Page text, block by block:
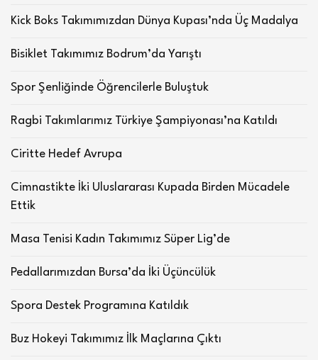
Kick Boks Takımımızdan Dünya Kupası’nda Üç Madalya
Bisiklet Takımımız Bodrum’da Yarıştı
Spor Şenliğinde Öğrencilerle Buluştuk
Ragbi Takımlarımız Türkiye Şampiyonası’na Katıldı
Ciritte Hedef Avrupa
Cimnastikte İki Uluslararası Kupada Birden Mücadele
Ettik
Masa Tenisi Kadın Takımımız Süper Lig’de
Pedallarımızdan Bursa’da İki Üçüncülük
Spora Destek Programına Katıldık
Buz Hokeyi Takımımız İlk Maçlarına Çıktı